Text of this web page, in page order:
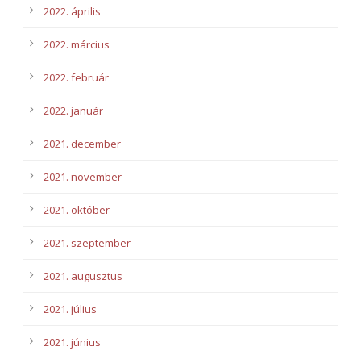
2022. április
2022. március
2022. február
2022. január
2021. december
2021. november
2021. október
2021. szeptember
2021. augusztus
2021. július
2021. június